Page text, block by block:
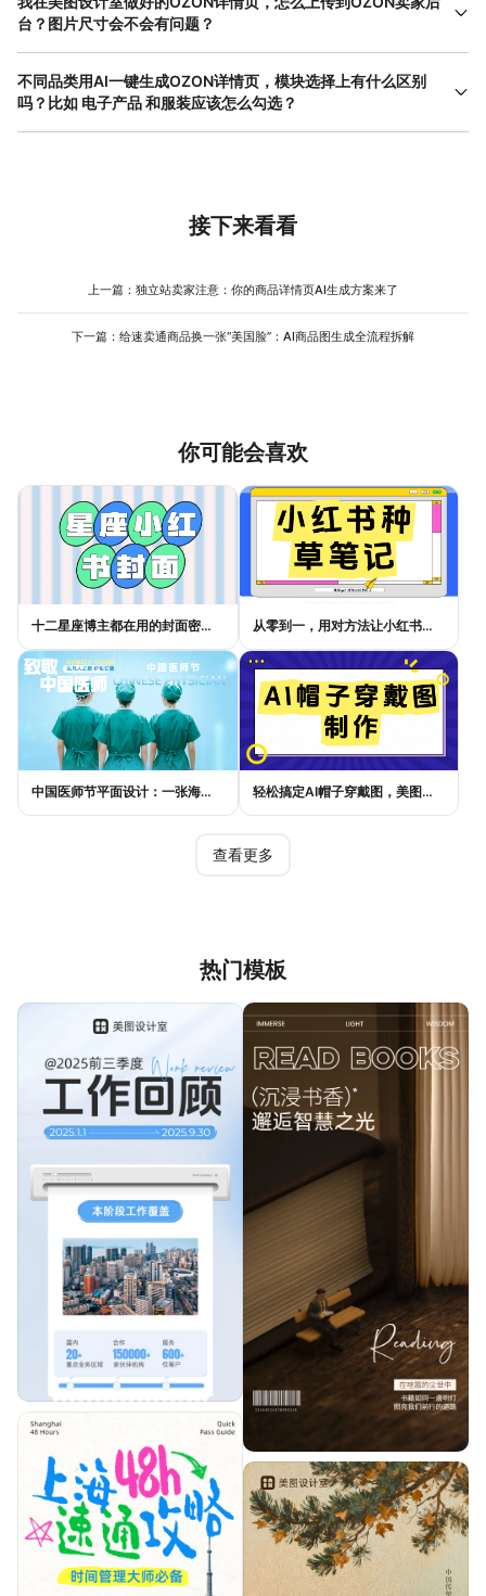
的AI模特不能涉及敏感内容（如未成年、暴力、歧视等），这是所
成的内容会自动过滤明显的违规词汇，但建议你在导出前对照产品
实际参数快速检查一遍。这就是AI一键生成OZON详情页的高效之
台？图片尺寸会不会有问题？
生成完成后，点击导出按钮可以选择两种方式：打包下载所有图片
（ZIP格式），或者复制图片链接直接粘贴到OZON后台。尺寸方
面，你在生成设置里选了1:1比例，AI输出的每张图都是正方形格
不同品类用AI一键生成OZON详情页，模块选择上有什么区别
吗？比如 电子产品 和服装应该怎么勾选？
区别很明显。电子产品（如蓝牙耳机、 充电宝 、小家电）的核心痛
里占多大地方）。服装品类的核心痛点是“上身效果不确定”，买家担
心穿起来不好看或者尺码不对。所以建议重点勾选：使用场景图
寸/容量/尺码图（衣长胸围臀围详细标注）。跨境电商A+页面生成
的视觉模块来说服对应的买家。
接下来看看
上一篇： 独立站卖家注意：你的商品详情页AI生成方案来了
下一篇： 给速卖通商品换一张“美国脸”：AI商品图生成全流程拆解
你可能会喜欢
十二星座博主都在用的封面密码，星座小红书封面标题这样写才吸睛 从零到一，用对方法让小红书种草笔记的流量自己找上门
中国医师节平面设计：一张海报如何讲好白衣故事 轻松搞定AI帽子穿戴图，美图设计室电商主图教程
查看更多
热门模板